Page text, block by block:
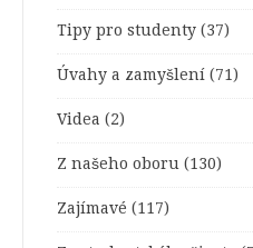
Tipy pro studenty (37)
Úvahy a zamyšlení (71)
Videa (2)
Z našeho oboru (130)
Zajímavé (117)